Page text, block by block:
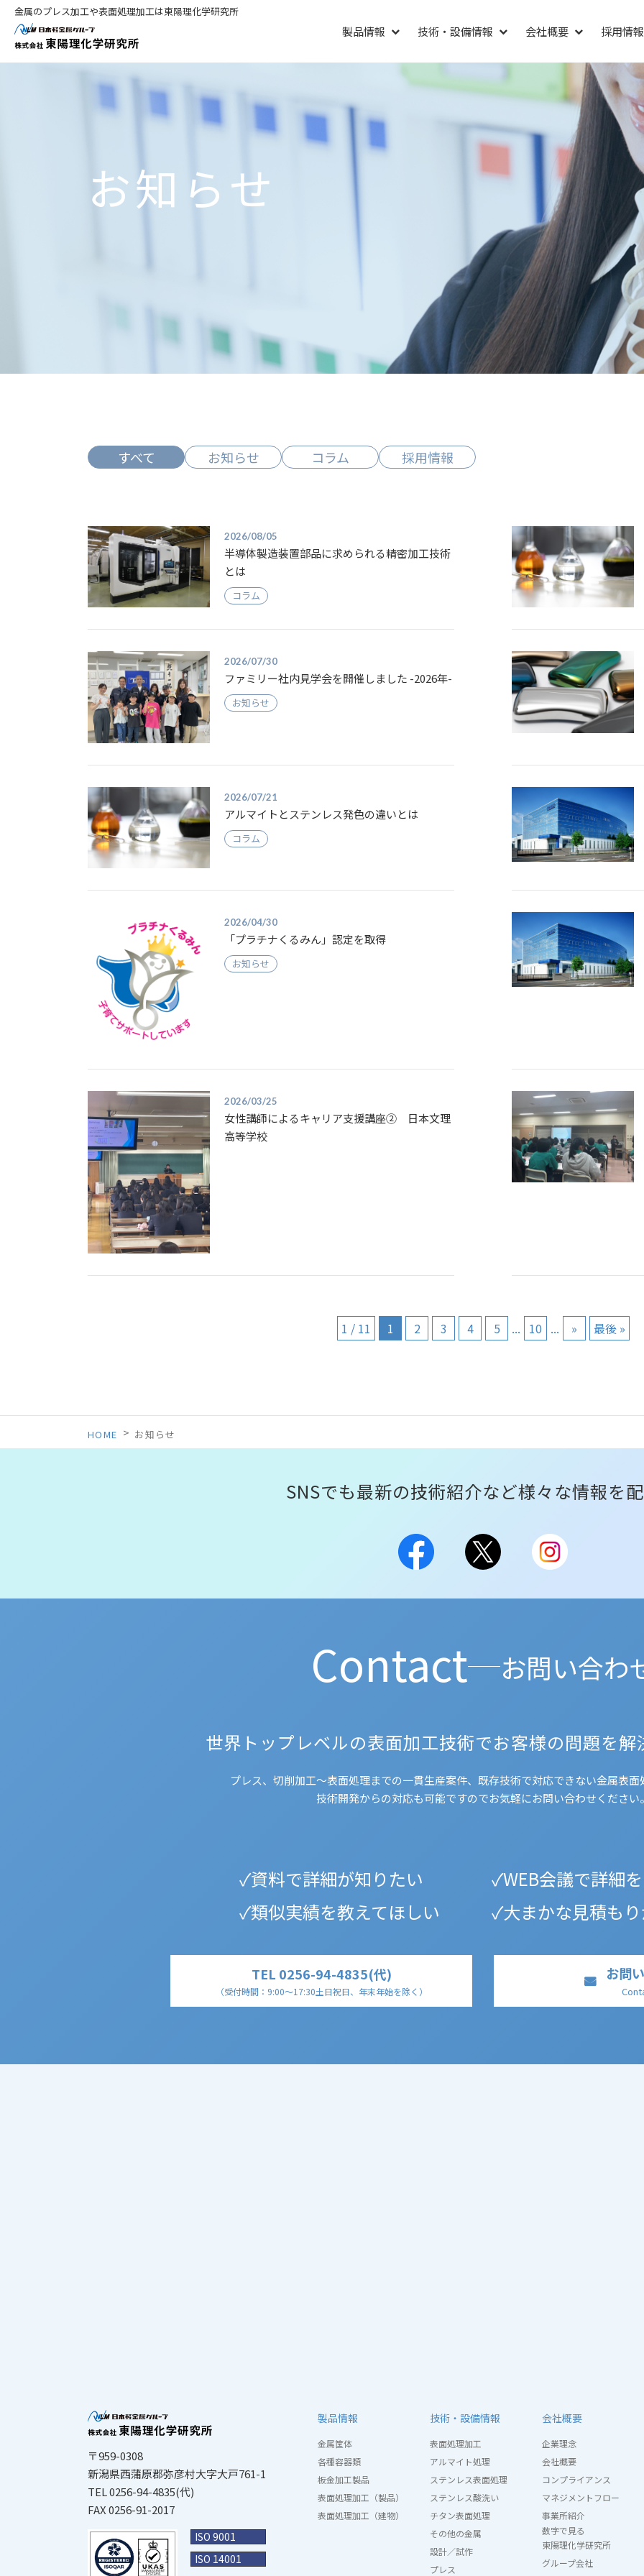
株式会社 東陽理化学研究所
製品情報
表面処理加工（製品）
技術・設備情報
表面処理加工 バーチャル工場見学
ステンレス酸洗い
設計／試作 プレス
組立 品質管理
会社概要
会社概要
ISO14001/ISO9001
グループ会社
東陽理化学研究所
採用情報
先輩紹介
中
お知らせ
すべて お知らせ コラム 採用情報
2026/08/05
半導体製造装置部品に求められる精密加工技術
とは
コラム
2026/07/30
ファミリー社内見学会を開催しました -2026年-
お知らせ
2026/07/21
アルマイトとステンレス発色の違いとは
コラム
2026/04/30
「プラチナくるみん」認定を取得
お知らせ
2026/03/25
女性講師によるキャリア支援講座② 日本文理
高等学校
1 / 11 1 2 3 4 5 ... 10 ... » 最後 »
HOME > お知らせ
SNSでも最新の技術紹介など様々な情報を
Contact お問い合わ
世界トップレベルの表面加工技術でお客様の問題を解
プレス、切削加工～表面処理までの一貫生産案件、既存技術で対応できない金属表
技術開発からの対応も可能ですのでお気軽にお問い合わせください
資料で詳細が知りたい
WEB会議で詳細
類似実績を教えてほしい
大まかな見積も
TEL 0256-94-4835(代)
（受付時間：9:00～17:30土日祝日、年末年始を除く ）
お問
〒959-0308
新潟県西蒲原郡弥彦村大字大戸761-1
TEL 0256-94-4835(代)
FAX 0256-91-2017
ISO 9001
ISO 14001
製品情報
金属筐体
各種容器類
板金加工製品
表面処理加工（製品）
表面処理加工（建物）
技術・設備情報
表面処理加工
アルマイト処理
ステンレス表面処理
ステンレス酸洗い
チタン表面処理
その他の金属
設計／試作
プレス
会社概要
企業理念
会社概要
コンプライアンス
マネジメントフロー
事業所紹介
数字で見る
東陽理化学研究所
グループ会社